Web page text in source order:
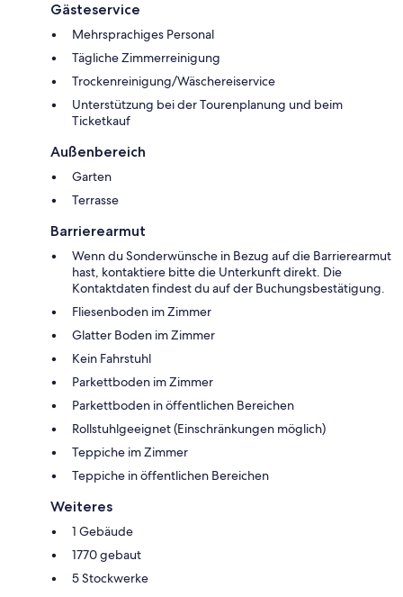
Gästeservice
Mehrsprachiges Personal
Tägliche Zimmerreinigung
Trockenreinigung/Wäschereiservice
Unterstützung bei der Tourenplanung und beim
Ticketkauf
Außenbereich
Garten
Terrasse
Barrierearmut
Wenn du Sonderwünsche in Bezug auf die Barrierearmut
hast, kontaktiere bitte die Unterkunft direkt. Die
Kontaktdaten findest du auf der Buchungsbestätigung.
Fliesenboden im Zimmer
Glatter Boden im Zimmer
Kein Fahrstuhl
Parkettboden im Zimmer
Parkettboden in öffentlichen Bereichen
Rollstuhlgeeignet (Einschränkungen möglich)
Teppiche im Zimmer
Teppiche in öffentlichen Bereichen
Weiteres
1 Gebäude
1770 gebaut
5 Stockwerke